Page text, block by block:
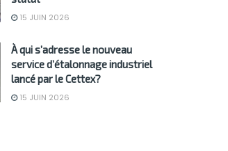
15 JUIN 2026
À qui s’adresse le nouveau
service d’étalonnage industriel
lancé par le Cettex?
15 JUIN 2026